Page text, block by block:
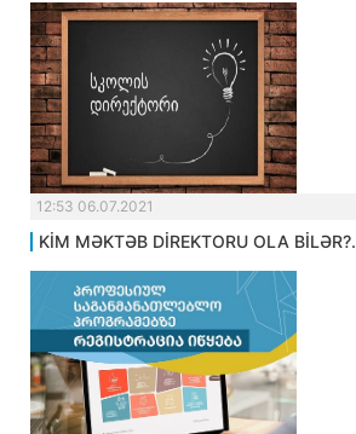
12:53 06.07.2021
KİM MƏKTƏB DİREKTORU OLA BİLƏR?.